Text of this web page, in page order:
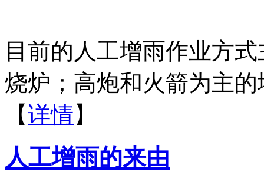
目前的人工增雨作业方
烧炉；高炮和火箭为主
【详情】
人工增雨的来由